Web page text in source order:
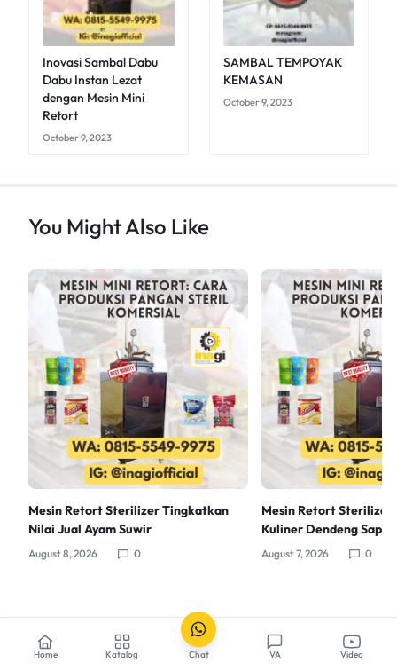
Inovasi Sambal Dabu
Dabu Instan Lezat
dengan Mesin Mini
Retort
October 9, 2023
SAMBAL TEMPOYAK
KEMASAN
October 9, 2023
You Might Also Like
Mesin Retort Sterilizer Tingkatkan
Nilai Jual Ayam Suwir
August 8, 2026 0
Mesin Retort Sterilizer
Kuliner Dendeng Sapi
August 7, 2026 0
Home Katalog Chat VA Video